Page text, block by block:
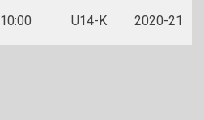
10:00 U14-K 2020-21